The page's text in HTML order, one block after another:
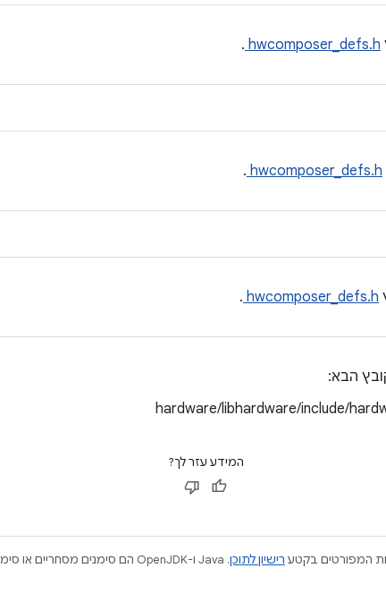
hwcomposer_defs.h
.
hwcomposer_defs.h
.
hwcomposer_defs.h
.
הבא:
hardware/libhardware/include/
המידע עזר לך?
המפורטים בקטע רישיון לתוכן